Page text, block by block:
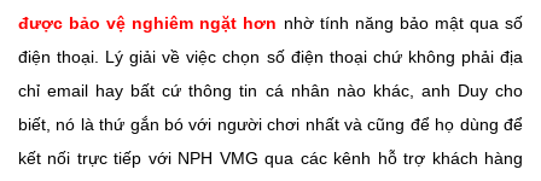
được bảo vệ nghiêm ngặt hơn nhờ tính năng bảo mật qua số
điện thoại. Lý giải về việc chọn số điện thoại chứ không phải địa
chỉ email hay bất cứ thông tin cá nhân nào khác, anh Duy cho
biết, nó là thứ gắn bó với người chơi nhất và cũng để họ dùng để
kết nối trực tiếp với NPH VMG qua các kênh hỗ trợ khách hàng